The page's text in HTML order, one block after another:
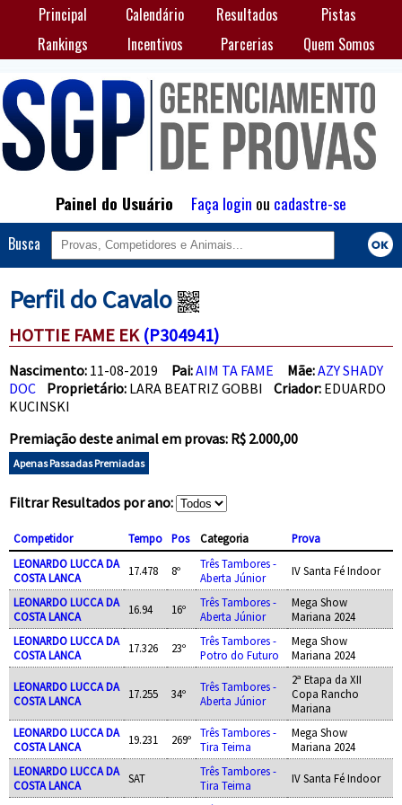
Principal Calendário Resultados
Pistas
Rankings
Incentivos Parcerias Quem Somos
Painel do Usuário Faça login ou cadastre-se
Busca
Perfil do Cavalo
HOTTIE FAME EK (P304941)
Nascimento: 11-08-2019 Pai:AIM TA FAME Mãe:AZY SHADY
DOC
Proprietário: LARA BEATRIZ GOBBI Criador: EDUARDO
KUCINSKI
Premiação deste animal em provas: R$ 2.000,00
Apenas Passadas Premiadas
Filtrar Resultados por ano:
Competidor Tempo Pos Categoria
Prova
LEONARDO LUCCA DA
COSTA LANCA
17.478 8º
Três Tambores -
Aberta Júnior
IV Santa Fé Indoor
LEONARDO LUCCA DA
COSTA LANCA
16.94 16º
Três Tambores -
Aberta Júnior
Mega Show
Mariana 2024
LEONARDO LUCCA DA
COSTA LANCA
17.326 23º
Três Tambores -
Potro do Futuro
Mega Show
Mariana 2024
LEONARDO LUCCA DA
COSTA LANCA
17.255 34º
Três Tambores -
Aberta Júnior
2ª Etapa da XII
Copa Rancho
Mariana
LEONARDO LUCCA DA
COSTA LANCA
19.231 269º
Três Tambores -
Tira Teima
Mega Show
Mariana 2024
LEONARDO LUCCA DA
COSTA LANCA
SAT
Três Tambores -
Tira Teima
IV Santa Fé Indoor